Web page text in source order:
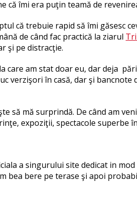
că îmi era puţin teamă de
că trebuie rapid să îmi găsesc
de când fac practică la ziarul
şi pe distracţie.
care am stat doar eu, dar deja
verzişori în casă, dar şi bancnote
să mă surprindă. De când am
expoziţii, spectacole superbe
a singurului site dedicat in mod
bea bere pe terase şi apoi